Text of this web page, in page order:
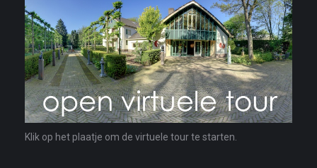
Klik op het plaatje om de virtuele tour te starten.